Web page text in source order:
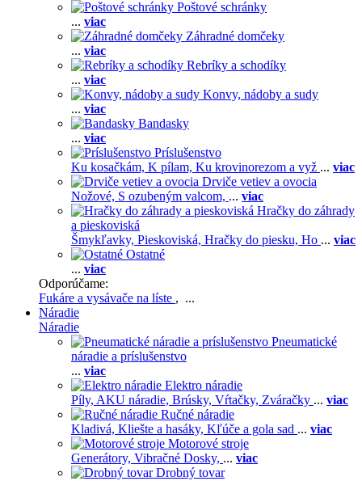
Poštové schránky
... viac
Záhradné domčeky
... viac
Rebríky a schodíky
... viac
Konvy, nádoby a sudy
... viac
Bandasky
... viac
Príslušenstvo
Ku kosačkám, K pílam, Ku krovinorezom a vyž ... viac
Drviče vetiev a ovocia
Nožové, S ozubeným valcom, ... viac
Hračky do záhrady
a pieskoviská
Šmykľavky, Pieskoviská, Hračky do piesku, Ho ... viac
Ostatné
... viac
Odporúčame:
Fukáre a vysávače na líste , ...
Náradie
Náradie
Pneumatické
náradie a príslušenstvo
... viac
Elektro náradie
Píly, AKU náradie, Brúsky, Vŕtačky, Zváračky ... viac
Ručné náradie
Kladivá, Kliešte a hasáky, Kľúče a gola sad ... viac
Motorové stroje
Generátory, Vibračné Dosky, ... viac
Drobný tovar